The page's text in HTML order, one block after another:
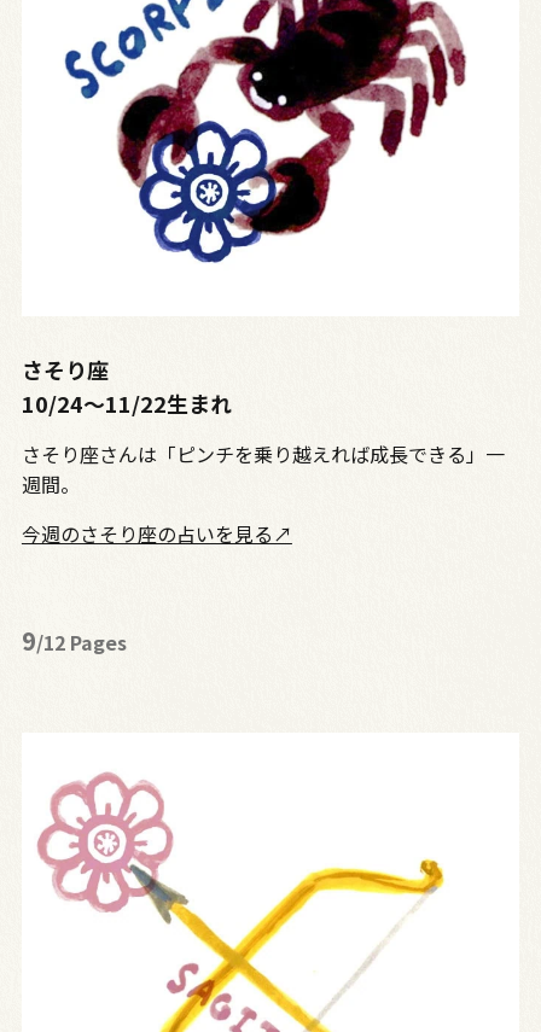
さそり座
10/24〜11/22生まれ
さそり座さんは「ピンチを乗り越えれば成長できる」一
週間。
今週のさそり座の占いを見る↗
9/12 Pages